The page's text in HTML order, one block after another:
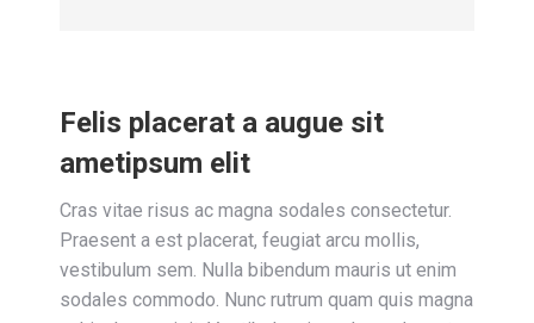
Felis placerat a augue sit
ametipsum elit
Cras vitae risus ac magna sodales consectetur.
Praesent a est placerat, feugiat arcu mollis,
vestibulum sem. Nulla bibendum mauris ut enim
sodales commodo. Nunc rutrum quam quis magna